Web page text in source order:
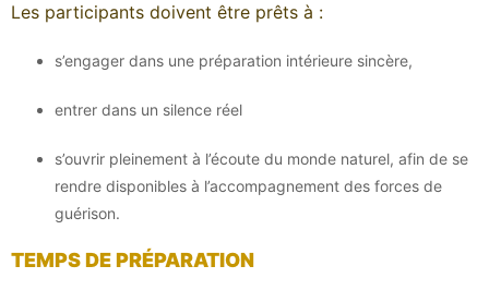
Les participants doivent être prêts à :
s’engager dans une préparation intérieure sincère,
entrer dans un silence réel
s’ouvrir pleinement à l’écoute du monde naturel, afin de se
rendre disponibles à l’accompagnement des forces de
guérison.
TEMPS DE PRÉPARATION